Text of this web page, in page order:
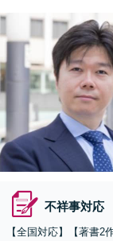
不祥事対応
【全国対応】【著書